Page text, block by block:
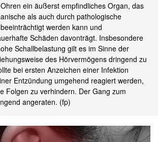
ein äußerst empfindliches Organ, das
als auch durch pathologische
werden kann und
Schäden davonträgt. Insbesondere
Schallbelastung gilt es im Sinne der
des Hörvermögens dringend zu
bei ersten Anzeichen einer Infektion
Entzündung umgehend reagiert werden,
Folgen zu verhindern. Der Gang zum
angeraten. (fp)